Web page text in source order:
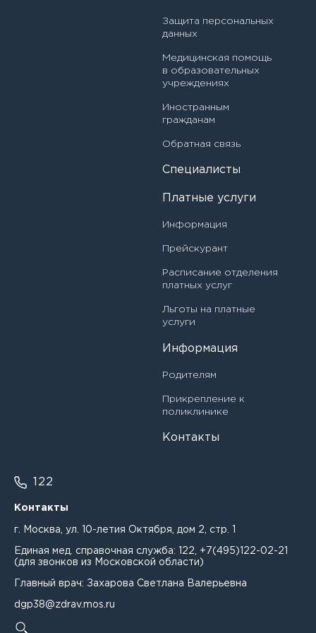
Защита персональных
данных
Медицинская помощь
в образовательных
учреждениях
Иностранным
гражданам
Обратная связь
Специалисты
Платные услуги
Информация
Прейскурант
Расписание отделения
платных услуг
Льготы на платные
услуги
Информация
Родителям
Прикрепление к
поликлинике
Контакты
122
Контакты
г. Москва, ул. 10-летия Октября, дом 2, стр. 1
Единая мед. справочная служба: 122
+7(495)122-02-21
(для звонков из Московской области)
Главный врач: Захарова Светлана Валерьевна
dgp38@zdrav.mos.ru
Балашов Станислав Леонидович
Балехова Наталья Евгеньевна
Басова Александра Дмитриевна
Башева Анастасия Станиславовна
Бирюкова Александра Александровна
Васиева Разиля Хатмиевна
Веткасова Татьяна Викторовна
Власова Дарья Вячеславовна
Вожакова Дарья Олеговна
Врач-травматолог-ортопед
Главная медицинская сестра (медбрат)
Заведующий кабинетом организационно-
отделением - врач-невролог
реабилитации
помощи несовершеннолетним в образовательных
организациях - врач-педиатр
педиатр